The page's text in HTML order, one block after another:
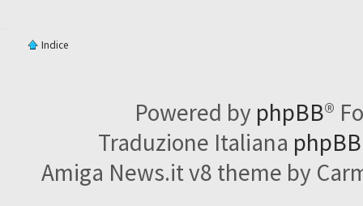
Indice
Powered by phpBB®
Traduzione Italiana
Amiga News.it v8 theme by